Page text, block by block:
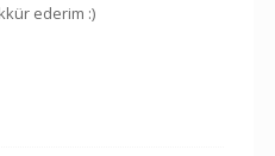
ederim :)